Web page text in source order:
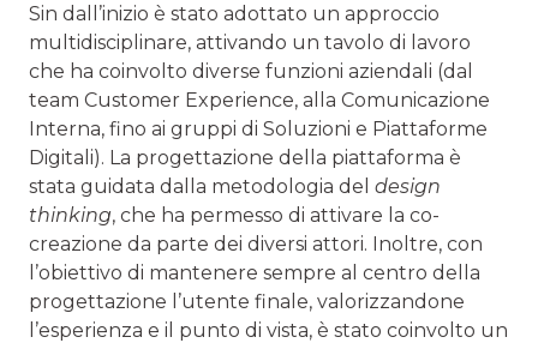
Sin dall’inizio è stato adottato un approccio
multidisciplinare, attivando un tavolo di lavoro
che ha coinvolto diverse funzioni aziendali (dal
team Customer Experience, alla Comunicazione
Interna, fino ai gruppi di Soluzioni e Piattaforme
Digitali). La progettazione della piattaforma è
stata guidata dalla metodologia del design
thinking, che ha permesso di attivare la co-
creazione da parte dei diversi attori. Inoltre, con
l’obiettivo di mantenere sempre al centro della
progettazione l’utente finale, valorizzandone
l’esperienza e il punto di vista, è stato coinvolto un